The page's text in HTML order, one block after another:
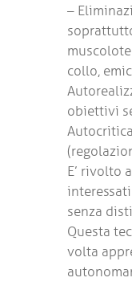
–
collo,
obiettivi
E’ rivolto
senza
Questa
volta